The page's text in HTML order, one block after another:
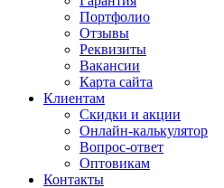
Портфолио
Отзывы
Реквизиты
Вакансии
Карта сайта
Клиентам
Скидки и акции
Онлайн-калькулятор
Вопрос-ответ
Оптовикам
Контакты